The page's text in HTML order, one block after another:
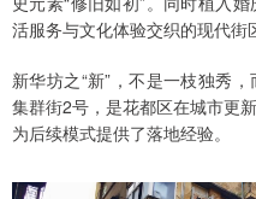
活服务与文化体验交织的现代街
新华坊之“新”，不是一枝独秀
集群街2号，是花都区在城市更
为后续模式提供了落地经验。